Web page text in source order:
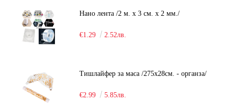
Нано лента /2 м. х 3 см. х 2 мм./
€1.29 2.52лв.
Тишлайфер за маса /275х28см. - органза/
€2.99 5.85лв.